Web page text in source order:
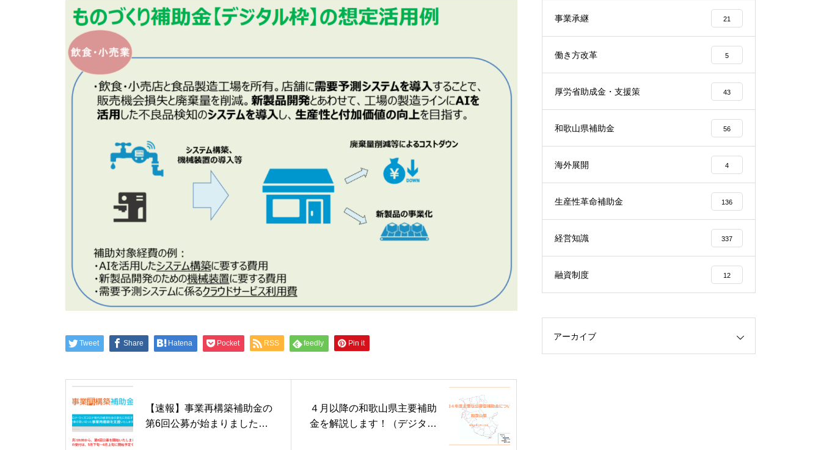
Tweet Share Hatena Pocket RSS feedly Pin it
【速報】事業再構築補助金の
第6回公募が始まりました！
４月以降の和歌山県主要補助
金を解説します！（デジタル
事業承継 21
働き方改革 5
厚労省助成金・支援策 43
和歌山県補助金 56
海外展開 4
生産性革命補助金 136
経営知識 337
融資制度 12
アーカイブ